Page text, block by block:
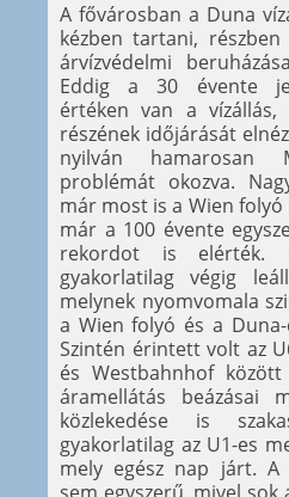
A fővárosban a Duna
kézben tartani,
árvízvédelmi
Eddig a 30 évente
értéken van a
részének időjárását
nyilván hamarosan
problémát okozva.
már most is a Wien
már a 100 évente
rekordot is elérték.
gyakorlatilag végig
melynek nyomvomala
a Wien folyó és a
Szintén érintett volt az
és Westbahnhof
áramellátás
közlekedése is
gyakorlatilag az U1-es
mely egész nap járt. A